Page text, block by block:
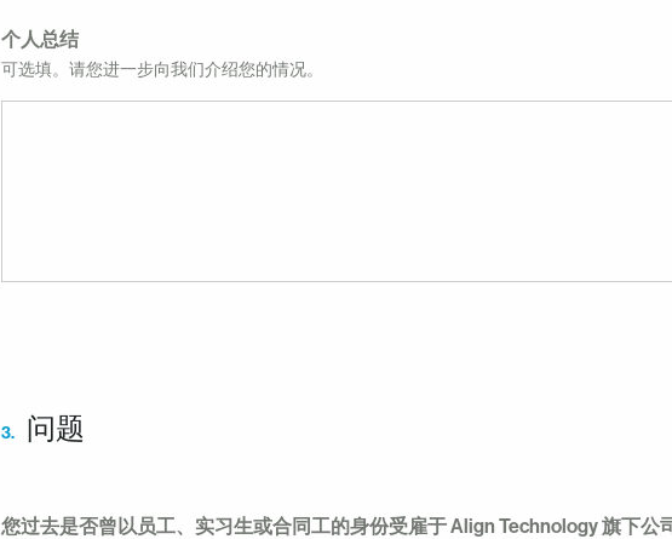
个人总结
可选填。请您进一步向我们介绍您的情况。
3. 问题
您过去是否曾以员工、实习生或合同工的身份受雇于 Align Technology 旗下公